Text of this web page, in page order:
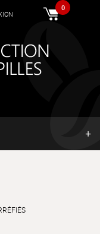
0